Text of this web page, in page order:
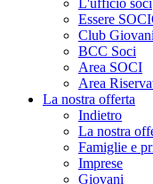
L'ufficio soci
Essere
Club
BCC Soci
Area SOCI
Area
La nostra offerta
Indietro
La nostra
Famiglie e
Imprese
Giovani